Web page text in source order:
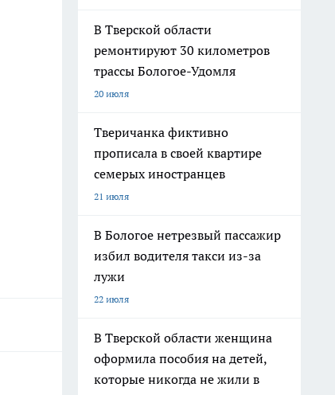
В Тверской области
ремонтируют 30 километров
трассы Бологое-Удомля
20 июля
Тверичанка фиктивно
прописала в своей квартире
семерых иностранцев
21 июля
В Бологое нетрезвый пассажир
избил водителя такси из-за
лужи
22 июля
В Тверской области женщина
оформила пособия на детей,
которые никогда не жили в